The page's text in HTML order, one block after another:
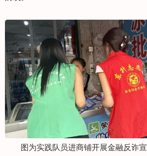
图为实践队员进商铺开展金融反诈宣